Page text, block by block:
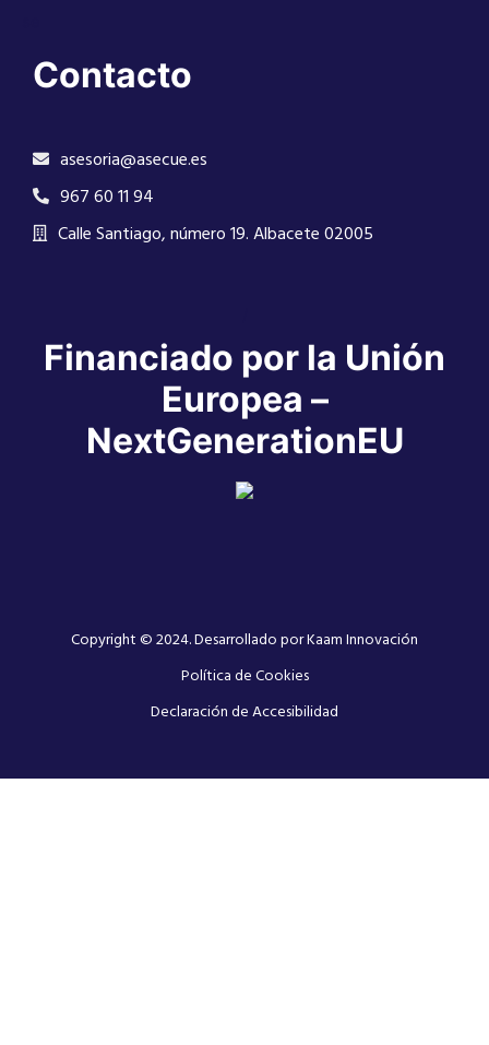
Contacto
asesoria@asecue.es
967 60 11 94
Calle Santiago, número 19. Albacete 02005
Financiado por la Unión
Europea –
NextGenerationEU
Copyright © 2024. Desarrollado por KaamInnovación
Política de Cookies
Declaración de Accesibilidad